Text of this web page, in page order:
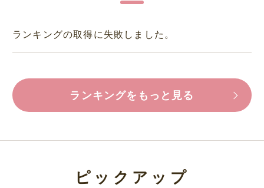
ランキングの取得に失敗しました。
ランキングをもっと見る
ピックアップ